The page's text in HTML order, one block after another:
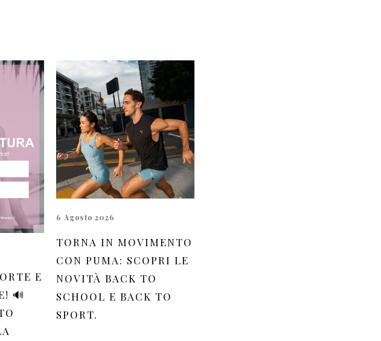
E
🔊
6 Agosto 2026
TORNA IN MOVIMENTO
CON PUMA: SCOPRI LE
NOVITÀ BACK TO
SCHOOL E BACK TO
SPORT.